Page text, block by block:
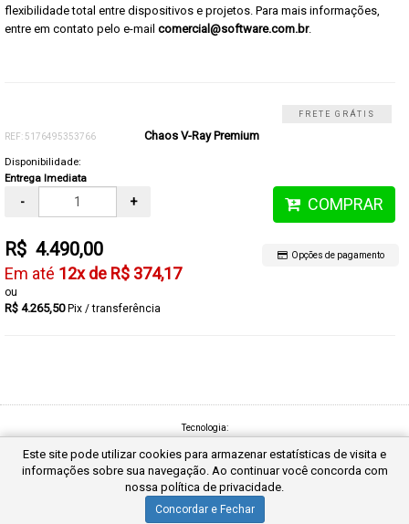
flexibilidade total entre dispositivos e projetos. Para mais informações,
entre em contato pelo e-mail comercial@software.com.br.
FRETE GRÁTIS
REF: 5176495353766 Chaos V-Ray Premium
Disponibilidade:
Entrega Imediata
- + COMPRAR
R$ 4.490,00
12x de R$ 374,17
R$ 4.265,50 Pix / transferência
Opções de pagamento
Tecnologia:
Este site pode utilizar cookies para armazenar estatísticas de visita e
informações sobre sua navegação. Ao continuar você concorda com
nossa política de privacidade.
Concordar e Fechar